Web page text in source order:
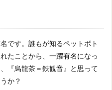
です。誰もが知るペットボト
たことから、一躍有名になっ
『烏龍茶＝鉄観音』と思って
か？